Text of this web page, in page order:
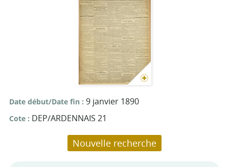
Date début/Date fin 9 janvier 1890
Cote DEP/ARDENNAIS 21
Nouvelle recherche